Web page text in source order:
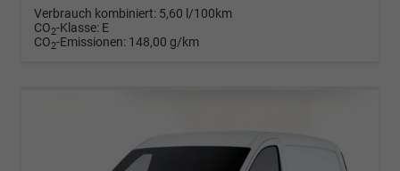
Verbrauch kombiniert: 5,60 l/100km
CO2-Klasse: E
CO2-Emissionen: 148,00 g/km